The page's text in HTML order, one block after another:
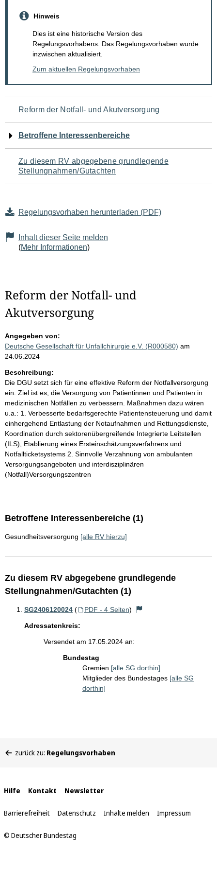
Hinweis
Dies ist eine historische Version des
Regelungsvorhabens. Das Regelungsvorhaben wurde
inzwischen aktualisiert.
Zum aktuellen Regelungsvorhaben
Navigation
für
den
Seiteninhalt
Reform der Notfall- und Akutversorgung
Betroffene Interessenbereiche
Zu diesem RV abgegebene grundlegende
Stellungnahmen/Gutachten
Regelungsvorhaben herunterladen (PDF)
Inhalt dieser Seite melden
(Mehr Informationen)
Reform der Notfall- und
Akutversorgung
Angegeben von:
Deutsche Gesellschaft für Unfallchirurgie e.V. (R000580) am
24.06.2024
Beschreibung:
Die DGU setzt sich für eine effektive Reform der Notfallversorgung
ein. Ziel ist es, die Versorgung von Patientinnen und Patienten in
medizinischen Notfällen zu verbessern. Maßnahmen dazu wären
u.a.: 1. Verbesserte bedarfsgerechte Patientensteuerung und damit
einhergehend Entlastung der Notaufnahmen und Rettungsdienste,
Koordination durch sektorenübergreifende Integrierte Leitstellen
(ILS), Etablierung eines Ersteinschätzungsverfahrens und
Notfallticketsystems 2. Sinnvolle Verzahnung von ambulanten
Versorgungsangeboten und interdisziplinären
(Notfall)Versorgungszentren
Betroffene Interessenbereiche (1)
Gesundheitsversorgung [alle RV hierzu]
Zu diesem RV abgegebene grundlegende
Stellungnahmen/Gutachten (1)
SG2406120024 ( PDF - 4 Seiten)
Adressatenkreis:
Versendet am 17.05.2024 an:
Bundestag
Gremien [alle SG dorthin]
Mitglieder des Bundestages [alle SG
dorthin]
befinden
zurück zu: Regelungsvorhaben
Interne
Links
Hilfe Kontakt Newsletter
Barrierefreiheit Datenschutz Inhalte melden Impressum
© Deutscher Bundestag